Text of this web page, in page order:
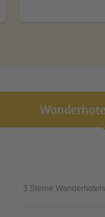
3 Sterne Wanderhotels